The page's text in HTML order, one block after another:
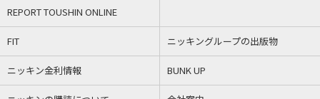
REPORT TOUSHIN ONLINE
FIT ニッキングループの出版物
ニッキン金利情報 BUNK UP